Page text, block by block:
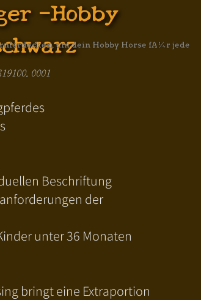
um dein Hobby Horse fÃ¼r jede
-Hobby
Beschriftung
der
unter 36 Monaten
bringt eine Extraportion